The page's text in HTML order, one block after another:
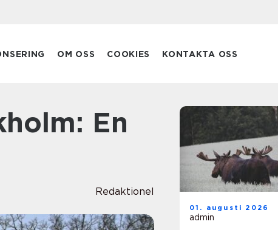
OM OSS COOKIES KONTAKTA OSS
Redaktionel
01. augusti 2026
admin